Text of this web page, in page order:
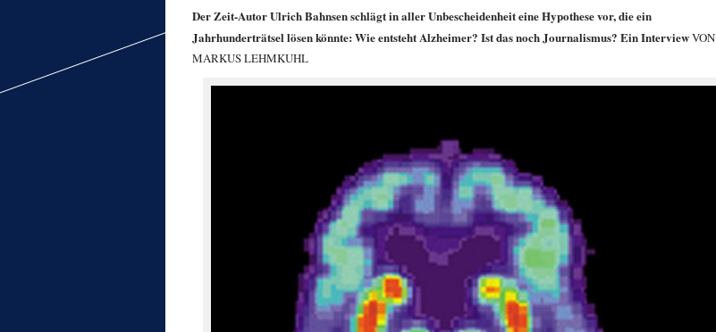
Der Zeit-Autor Ulrich Bahnsen schlägt in aller Unbescheidenheit eine Hypothese vor, die ein
Jahrhunderträtsel lösen könnte: Wie entsteht Alzheimer? Ist das noch Journalismus? Ein InterviewVON
MARKUS LEHMKUHL